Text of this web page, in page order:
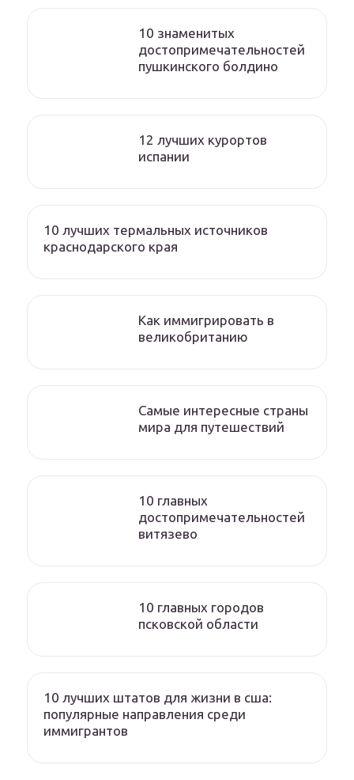
10 знаменитых
достопримечательностей
пушкинского болдино
12 лучших курортов
испании
10 лучших термальных источников
краснодарского края
Как иммигрировать в
великобританию
Самые интересные страны
мира для путешествий
10 главных
достопримечательностей
витязево
10 главных городов
псковской области
10 лучших штатов для жизни в сша:
популярные направления среди
иммигрантов